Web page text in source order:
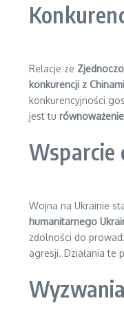
Relacje ze
konkurencji z Chinami
konkurencyjności
jest tu
Wsparcie
Wojna na Ukrainie
humanitarnego
zdolności do
agresji. Działania te